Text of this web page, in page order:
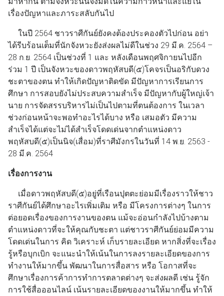
เรื่องปัญหาและภาระสลับกันไป
ในปี 2564 ชาวราศีกันย์ยังคงต้องประคองตัวไปก่อน อย่า
ได้รีบร้อนเต็มที่นักจังหวะยังส่งผลไม่ดีในช่วง 29 มี.ค. 2564 –
28 ก.ย. 2564 เป็นช่วงที่ 1 และ หลังเดือนพฤศจิกายนไปอีก
ร่วม 1 ปี เป็นจังหวะของดาวพฤหัสบดี(๕)โคจรเป็นอริกับดวง
ชะตาของตน ทำให้เกิดปัญหาติดขัด มีปัญหาการเรียนการ
ศึกษา การสอบยังไม่ประสบความสำเร็จ มีปัญหากับผู้ใหญ่เจ้า
นาย การจัดสรรบริหารไม่เป็นไปตามที่ตนต้องการ ในเวลา
ช่วงก่อนหน้าจะพอทำอะไรได้บาง หรือ เสมอตัว มีความ
สำเร็จได้แต่จะไม่ได้สำเร็จโดดเด่นจากตำแหน่งดาว
พฤหัสบดี(๕)เป็นนิจ(เสื่อม)ที่ราศีมังกรในวันที่ 14 พ.ย. 2563 -
28 มี.ค. 2564
เรื่องการงาน
เมื่อดาวพฤหัสบดี(๕)อยู่ที่เรือนปุตตะย่อมมีเรื่องราวให้ชาว
ราศีกันย์ได้ศึกษาอะไรเพิ่มเติม หรือ มีโครงการต่างๆ ในการ
ต่อยอดเรื่องของการงานของตน แม้จะอ่อนกำลังไปบ้างตาม
ตำแหน่งดาวที่จะให้คุณกับชะตา แต่ชาวราศีกันย์ย่อมมีความ
โดดเด่นในการ คิด วิเคราะห์ เก็บรายละเอียด หากสิ่งที่จะเรื่อง
รู้หรือบุกเบิก จะแนะนำให้เน้นในการลงรายละเอียดของการ
ทำงานให้มากขึ้น พัฒนาในการสื่อสาร หรือ โอกาสที่จะ
ศึกษาเรื่องการค้าการทำการตลาดต่างๆ จะส่งผลดี เช่น รู้จัก
การใช้สื่อออนไลน์ เน้นรายละเอียดของงานให้มากขึ้น ทำให้